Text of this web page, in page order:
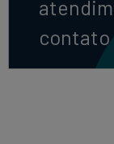
contato